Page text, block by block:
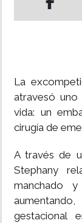
MULTIMEDIA
La
atravesó
vida: un
cirugía de
A través de
Stephany
manchado
gestacional